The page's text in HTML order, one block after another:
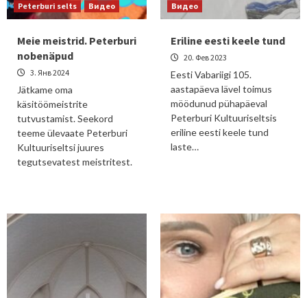
Peterburi selts
Видео
Meie meistrid. Peterburi
nobenäpud
3. Янв 2024
Jätkame oma
käsitöömeistrite
tutvustamist. Seekord
teeme ülevaate Peterburi
Kultuuriseltsi juures
tegutsevatest meistritest.
Видео
Eriline eesti keele tund
20. Фев 2023
Eesti Vabariigi 105.
aastapäeva lävel toimus
möödunud pühapäeval
Peterburi Kultuuriseltsis
eriline eesti keele tund
laste…